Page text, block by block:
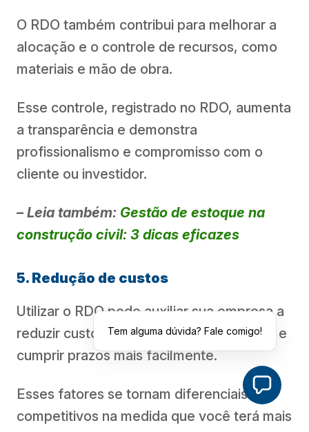
O RDO também contribui para melhorar a
alocação e o controle de recursos, como
materiais e mão de obra.
Esse controle, registrado no RDO, aumenta
a transparência e demonstra
profissionalismo e compromisso com o
cliente ou investidor.
– Leia também: Gestão de estoque na
construção civil: 3 dicas eficazes
5. Redução de custos
Utilizar o RDO pode auxiliar sua empresa a
reduzir custos, aumentar a produtividade e
cumprir prazos mais facilmente.
Esses fatores se tornam diferenciais
competitivos na medida que você terá mais
Tem alguma dúvida? Fale comigo!